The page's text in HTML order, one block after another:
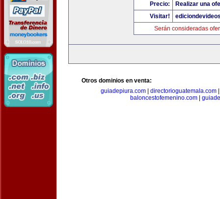
Precio:
Realizar una
Visitar!
Serán consideradas
Otros dominios en venta:
guiadepiura.com
directorioguatemala.com
baloncestofemenino.com